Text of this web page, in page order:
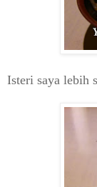
Isteri saya lebih